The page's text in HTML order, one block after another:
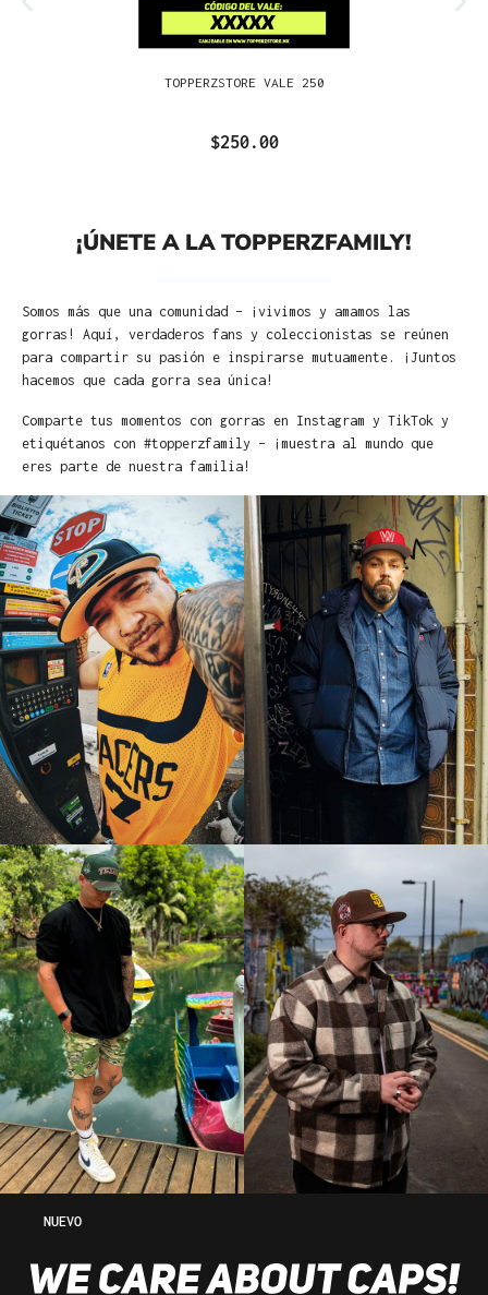
TOPPERZSTORE VALE 250
$250.00
¡ÚNETE A LA TOPPERZFAMILY!
Somos más que una comunidad – ¡vivimos y amamos las
gorras! Aquí, verdaderos fans y coleccionistas se reúnen
para compartir su pasión e inspirarse mutuamente. ¡Juntos
hacemos que cada gorra sea única!
Comparte tus momentos con gorras en Instagram y TikTok y
etiquétanos con #topperzfamily – ¡muestra al mundo que
eres parte de nuestra familia!
NUEVO